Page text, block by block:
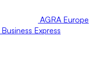
AGRA Europe
Business Express